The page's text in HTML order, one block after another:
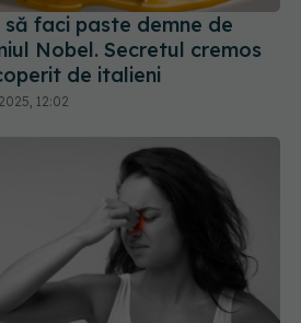
să faci paste demne de
Nobel. Secretul cremos
de italieni
12:02